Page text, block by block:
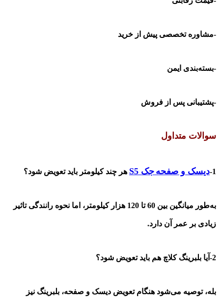
-مشاوره تخصصی پیش از خرید
-بسته‌بندی ایمن
-پشتیبانی پس از فروش
سوالات متداول
1- دیسک و صفحه جک S5 هر چند کیلومتر باید تعویض شود؟
به‌طور میانگین بین 60 تا 120 هزار کیلومتر، اما نحوه رانندگی تاثیر
زیادی بر عمر آن دارد.
2-آیا بلبرینگ کلاچ هم باید تعویض شود؟
بله، توصیه می‌شود هنگام تعویض دیسک و صفحه، بلبرینگ نیز